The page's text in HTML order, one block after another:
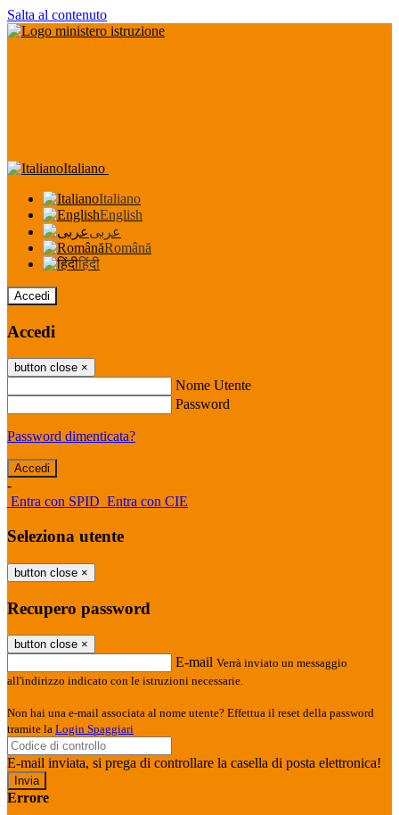
Salta al contenuto
Italiano
Italiano
English
عربى
Română
हिंदी
Accedi
Accedi
button close ×
Nome Utente
Password
Password dimenticata?
-
Entra con SPID Entra con CIE
Seleziona utente
button close ×
Recupero password
button close ×
E-mail Verrà inviato un messaggio
all'indirizzo indicato con le istruzioni necessarie.
Non hai una e-mail associata al nome utente? Effettua il reset della password
tramite la Login Spaggiari
E-mail inviata, si prega di controllare la casella di posta elettronica!
Errore